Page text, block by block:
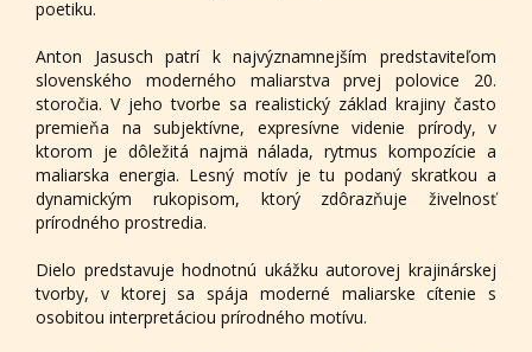
poetiku.
Anton Jasusch patrí k najvýznamnejším predstaviteľom
slovenského moderného maliarstva prvej polovice 20.
storočia. V jeho tvorbe sa realistický základ krajiny často
premieňa na subjektívne, expresívne videnie prírody, v
ktorom je dôležitá najmä nálada, rytmus kompozície a
maliarska energia. Lesný motív je tu podaný skratkou a
dynamickým rukopisom, ktorý zdôrazňuje živelnosť
prírodného prostredia.
Dielo predstavuje hodnotnú ukážku autorovej krajinárskej
tvorby, v ktorej sa spája moderné maliarske cítenie s
osobitou interpretáciou prírodného motívu.